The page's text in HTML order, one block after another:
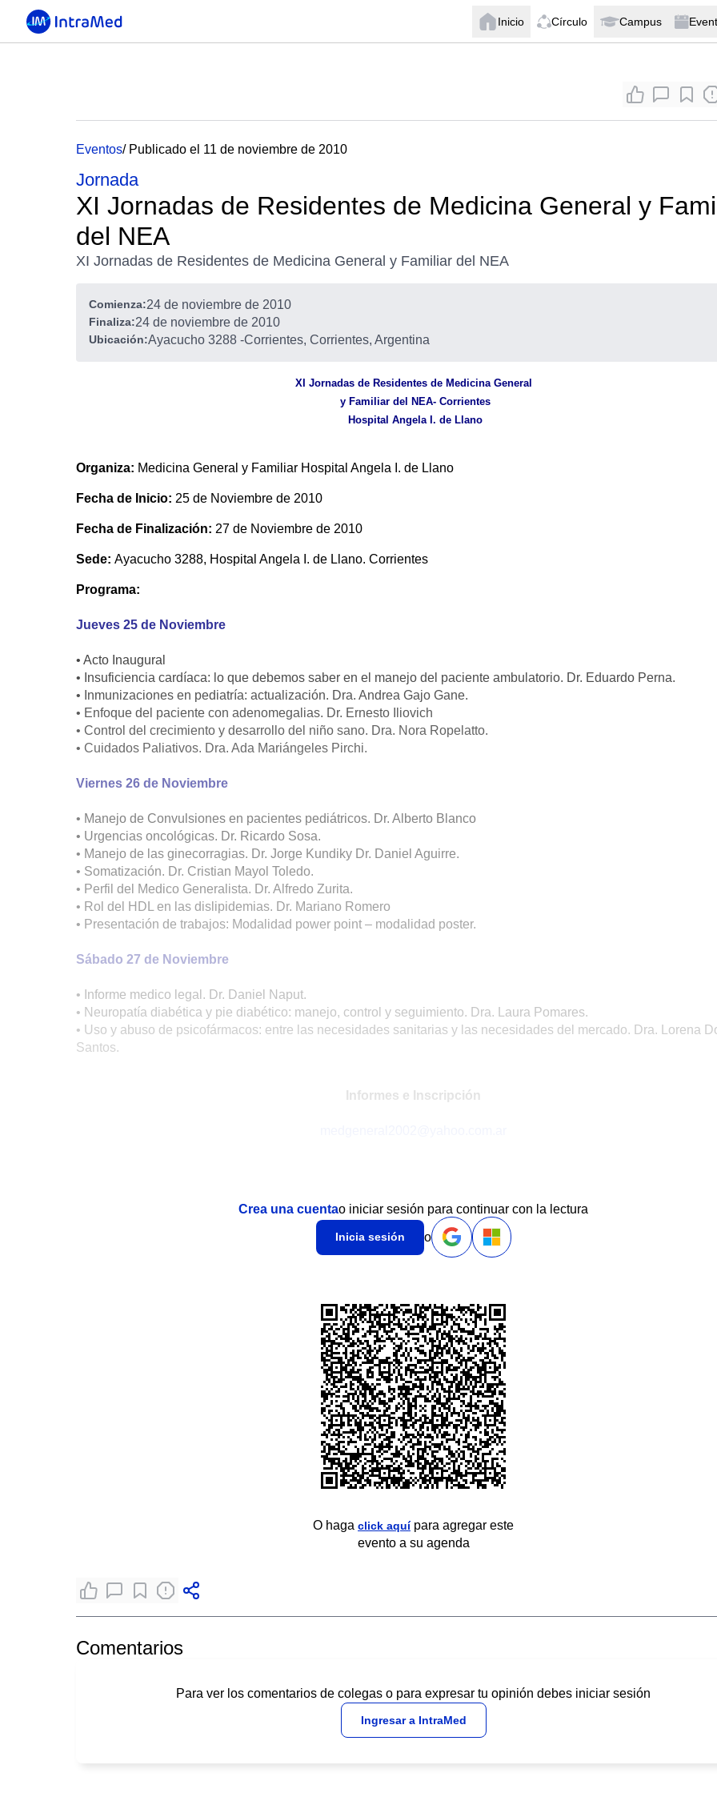
Inicio Círculo Campus
Eventos/ Publicado el 11 de noviembre de 2010
Jornada
XI Jornadas de Residentes de Medicina General y
del NEA
XI Jornadas de Residentes de Medicina General y Familiar del NEA
Comienza:24 de noviembre de 2010
Finaliza:24 de noviembre de 2010
Ubicación:Ayacucho 3288 -Corrientes, Corrientes, Argentina
XI Jornadas de Residentes de Medicina General
y Familiar del NEA- Corrientes
Hospital Angela I. de Llano
Organiza: Medicina General y Familiar Hospital Angela I. de Llano
Fecha de Inicio: 25 de Noviembre de 2010
Fecha de Finalización: 27 de Noviembre de 2010
Sede: Ayacucho 3288, Hospital Angela I. de Llano. Corrientes
Programa:
Jueves 25 de Noviembre
• Acto Inaugural
• Insuficiencia cardíaca: lo que debemos saber en el manejo del paciente ambulatorio. Dr. Eduardo Perna.
• Inmunizaciones en pediatría: actualización. Dra. Andrea Gajo Gane.
• Enfoque del paciente con adenomegalias. Dr. Ernesto Iliovich
• Control del crecimiento y desarrollo del niño sano. Dra. Nora Ropelatto.
• Cuidados Paliativos. Dra. Ada Mariángeles Pirchi.
Viernes 26 de Noviembre
• Manejo de Convulsiones en pacientes pediátricos. Dr. Alberto Blanco
• Urgencias oncológicas. Dr. Ricardo Sosa.
• Manejo de las ginecorragias. Dr. Jorge Kundiky Dr. Daniel Aguirre.
• Somatización. Dr. Cristian Mayol Toledo.
• Perfil del Medico Generalista. Dr. Alfredo Zurita.
• Rol del HDL en las dislipidemias. Dr. Mariano Romero
• Presentación de trabajos: Modalidad power point – modalidad poster.
Sábado 27 de Noviembre
• Informe medico legal. Dr. Daniel Naput.
• Neuropatía diabética y pie diabético: manejo, control y seguimiento. Dra. Laura Pomares.
• Uso y abuso de psicofármacos: entre las necesidades sanitarias y las necesidades del mercado. Dra. Lorena
Santos.
Informes e Inscripción
Crea una cuentao iniciar sesión para continuar con la lectura
Inicia sesión o
O haga click aquípara agregar este
evento a su agenda
Comentarios
Para ver los comentarios de colegas o para expresar tu opinión debes iniciar sesión
Ingresar a IntraMed